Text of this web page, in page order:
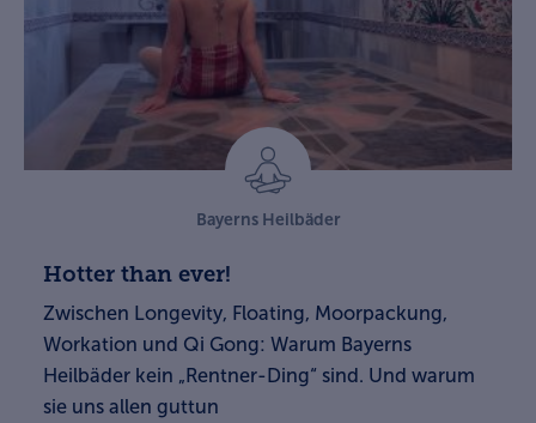
Bayerns Heilbäder
Hotter than ever!
Zwischen Longevity, Floating, Moorpackung,
Workation und Qi Gong: Warum Bayerns
Heilbäder kein „Rentner-Ding“ sind. Und warum
sie uns allen guttun